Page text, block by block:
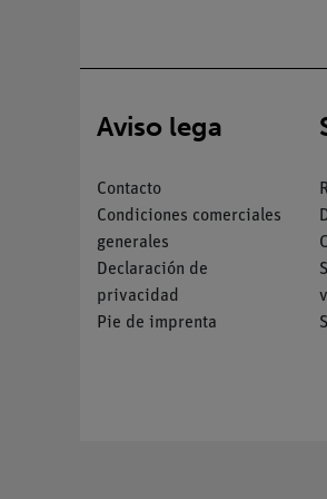
Aviso lega
Contacto
Condiciones comerciales
generales
Declaración de
privacidad
Pie de imprenta